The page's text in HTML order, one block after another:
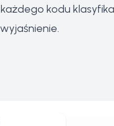
każdego kodu
.